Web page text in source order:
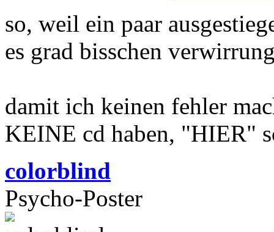
so, weil ein paar
es grad bisschen
damit ich keinen fehler
KEINE cd haben, "HIER"
colorblind
Psycho-Poster